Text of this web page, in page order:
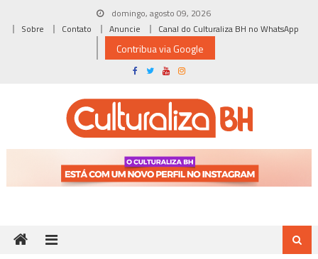
domingo, agosto 09, 2026
Sobre
Contato Anuncie Canal do Culturaliza BH no WhatsApp
Contribua via Google